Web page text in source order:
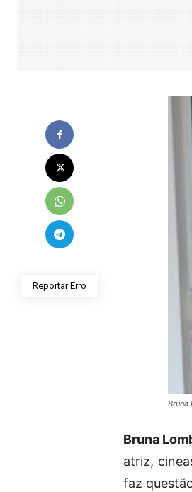
Reportar Erro
Bruna
Bruna
atriz,
faz